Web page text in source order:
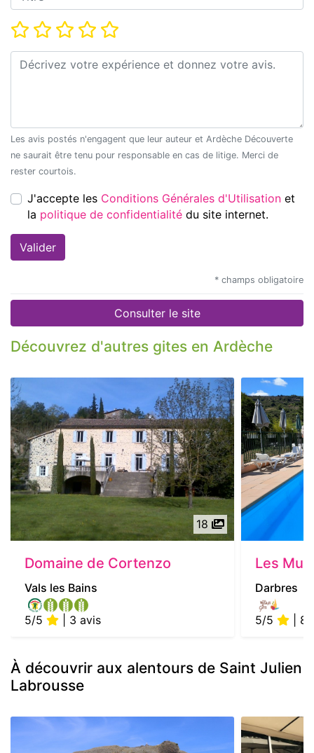
Note*
Commentaire*
Les avis postés n'engagent que leur auteur et Ardèche Découverte
ne saurait être tenu pour responsable en cas de litige. Merci de
rester courtois.
J'accepte les Conditions Générales d'Utilisation et
la
politique de confidentialité du site internet.
* champs obligatoire
Consulter le site
Découvrez d'autres gites en Ardèche
18
Domaine de Cortenzo
Vals les Bains
5/5 | 3 avis
Les
Darbres
5/5 | 8
À découvrir aux alentours de Saint Julien
Labrousse